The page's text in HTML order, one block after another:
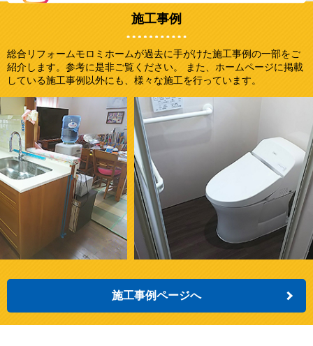
施工事例
総合リフォームモロミホームが過去に手がけた施工事例の一部をご
紹介します。参考に是非ご覧ください。 また、ホームページに掲載
している施工事例以外にも、様々な施工を行っています。
施工事例ページへ